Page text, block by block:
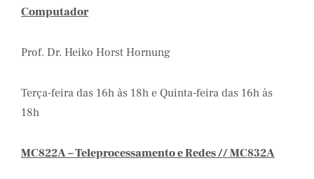
Computador
Prof. Dr. Heiko Horst Hornung
Terça-feira das 16h às 18h e Quinta-feira das 16h às
18h
MC822A – Teleprocessamento e Redes // MC832A